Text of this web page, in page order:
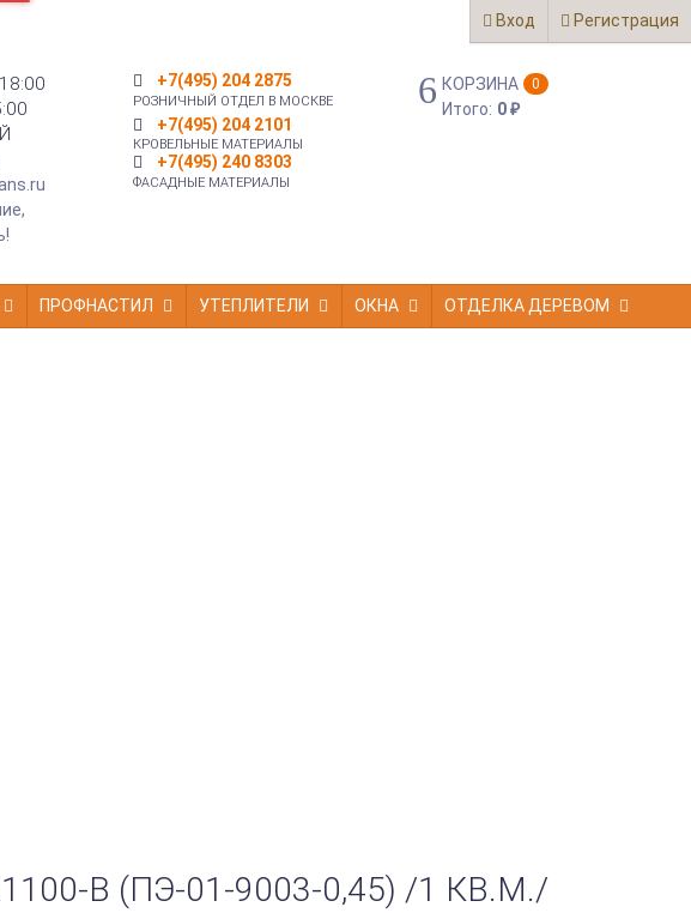
Вход Регистрация
+7(495) 204 2875
РОЗНИЧНЫЙ ОТДЕЛ В МОСКВЕ
+7(495) 204 2101
КРОВЕЛЬНЫЕ МАТЕРИАЛЫ
+7(495) 240 8303
ФАСАДНЫЕ МАТЕРИАЛЫ
КОРЗИНА 0
Итого: 0₽
ПРОФНАСТИЛ УТЕПЛИТЕЛИ ОКНА ОТДЕЛКА ДЕРЕВОМ
B (ПЭ-01-9003-0,45) /1 КВ.М./